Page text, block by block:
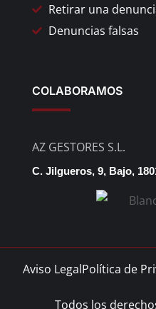
Retirar una
Denuncias falsas
COLABORAMOS
AZ GESTORES S.L.
C. Jilgueros, 9, Bajo,
Aviso LegalPolítica de
Todos los